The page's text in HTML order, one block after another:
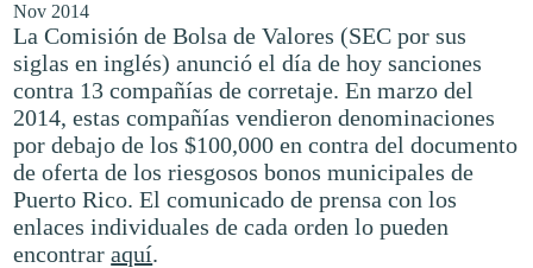
Nov 2014
La Comisión de Bolsa de Valores (SEC por sus
siglas en inglés) anunció el día de hoy sanciones
contra 13 compañías de corretaje. En marzo del
2014, estas compañías vendieron denominaciones
por debajo de los $100,000 en contra del documento
de oferta de los riesgosos bonos municipales de
Puerto Rico. El comunicado de prensa con los
enlaces individuales de cada orden lo pueden
encontraraquí.